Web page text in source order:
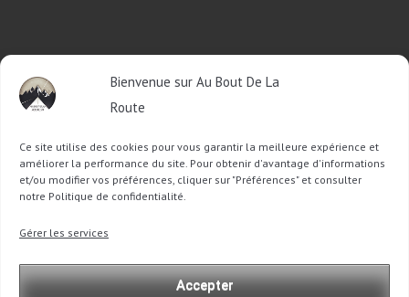
Bienvenue sur Au Bout De La
Route
Ce site utilise des cookies pour vous garantir la meilleure expérience et
améliorer la performance du site. Pour obtenir d'avantage d'informations
et/ou modifier vos préférences, cliquer sur "Préférences" et consulter
notre Politique de confidentialité.
Gérer les services
Accepter
RETROUVEZ-MOI SUR FACEBOOK
OU SUR TWITTER
Follow @Sophie_ABDLRTweet to @Sophie_ABDLR
: